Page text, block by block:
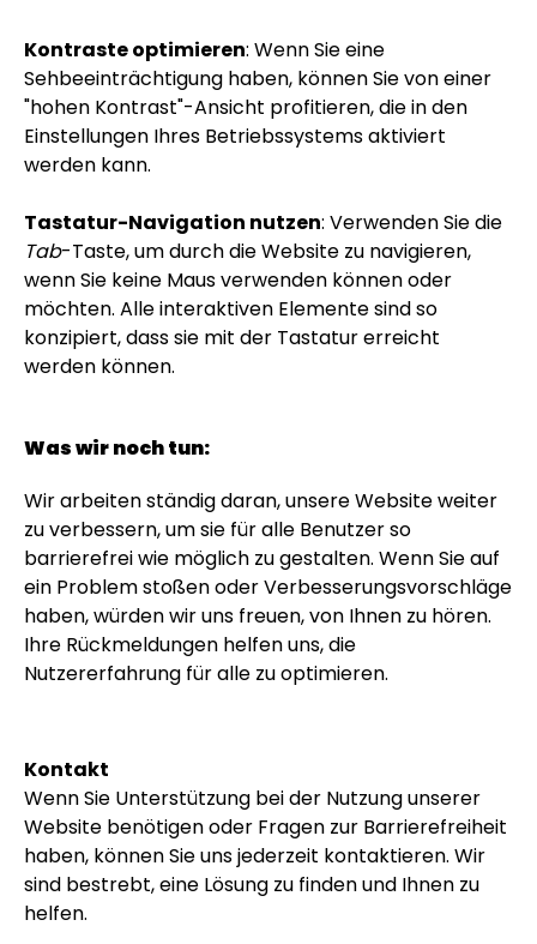
Kontraste optimieren: Wenn Sie eine
Sehbeeinträchtigung haben, können Sie von einer
"hohen Kontrast"-Ansicht profitieren, die in den
Einstellungen Ihres Betriebssystems aktiviert
werden kann.
Tastatur-Navigation nutzen: Verwenden Sie die
Tab-Taste, um durch die Website zu navigieren,
wenn Sie keine Maus verwenden können oder
möchten. Alle interaktiven Elemente sind so
konzipiert, dass sie mit der Tastatur erreicht
werden können.
Was wir noch tun:
Wir arbeiten ständig daran, unsere Website weiter
zu verbessern, um sie für alle Benutzer so
barrierefrei wie möglich zu gestalten. Wenn Sie auf
ein Problem stoßen oder Verbesserungsvorschläge
haben, würden wir uns freuen, von Ihnen zu hören.
Ihre Rückmeldungen helfen uns, die
Nutzererfahrung für alle zu optimieren.
Kontakt
Wenn Sie Unterstützung bei der Nutzung unserer
Website benötigen oder Fragen zur Barrierefreiheit
haben, können Sie uns jederzeit kontaktieren. Wir
sind bestrebt, eine Lösung zu finden und Ihnen zu
helfen.